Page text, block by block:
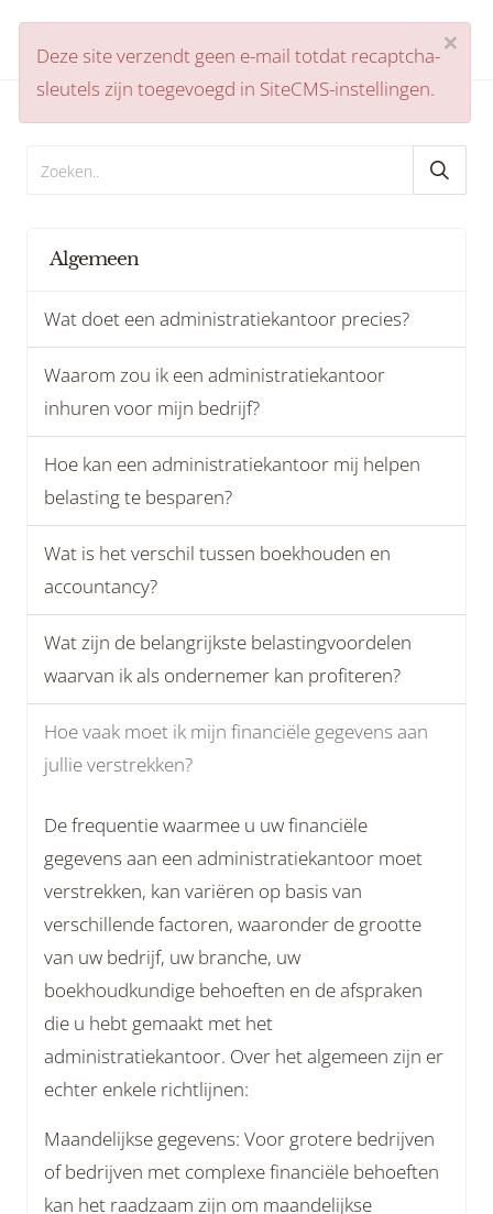
Algemeen
Wat doet een administratiekantoor precies?
Waarom zou ik een administratiekantoor
inhuren voor mijn bedrijf?
Hoe kan een administratiekantoor mij helpen
belasting te besparen?
Wat is het verschil tussen boekhouden en
accountancy?
Wat zijn de belangrijkste belastingvoordelen
waarvan ik als ondernemer kan profiteren?
Hoe vaak moet ik mijn financiële gegevens aan
jullie verstrekken?
De frequentie waarmee u uw financiële
gegevens aan een administratiekantoor moet
verstrekken, kan variëren op basis van
verschillende factoren, waaronder de grootte
van uw bedrijf, uw branche, uw
boekhoudkundige behoeften en de afspraken
die u hebt gemaakt met het
administratiekantoor. Over het algemeen zijn er
echter enkele richtlijnen:
Maandelijkse gegevens: Voor grotere bedrijven
of bedrijven met complexe financiële behoeften
kan het raadzaam zijn om maandelijkse
×
Deze site verzendt geen e-mail totdat recaptcha-
sleutels zijn toegevoegd in SiteCMS-instellingen.